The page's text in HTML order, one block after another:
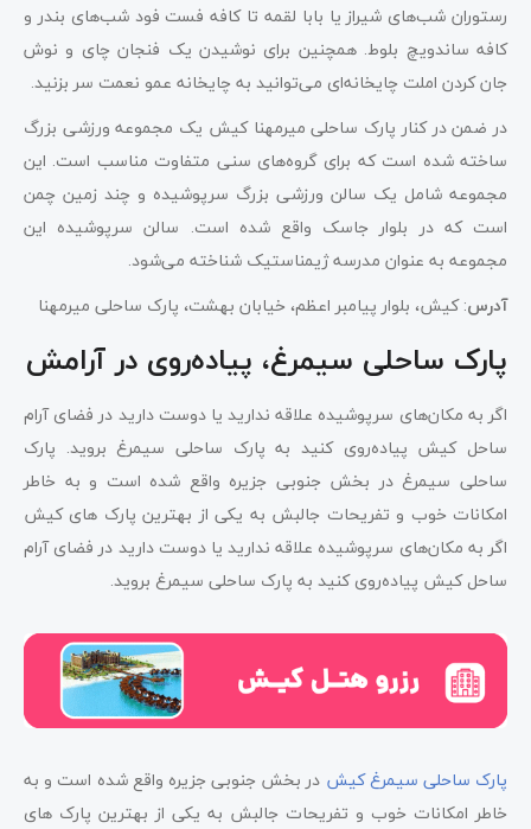
رستوران شب‌های شیراز یا بابا لقمه تا کافه فست فود شب‌های بندر و
کافه ساندویچ بلوط. همچنین برای نوشیدن یک فنجان چای و نوش
جان کردن املت چایخانه‌ای می‌توانید به چایخانه عمو نعمت سر بزنید.
در ضمن در کنار پارک ساحلی میرمهنا کیش یک مجموعه ورزشی بزرگ
ساخته شده است که برای گروه‌های سنی متفاوت مناسب است. این
مجموعه شامل یک سالن ورزشی بزرگ سرپوشیده و چند زمین چمن
است که در بلوار جاسک واقع شده است. سالن سرپوشیده این
مجموعه به عنوان مدرسه ژیمناستیک شناخته می‌شود.
آدرس: کیش، بلوار پیامبر اعظم، خیابان بهشت، پارک ساحلی میرمهنا
پارک ساحلی سیمرغ، پیاده‌روی در آرامش
اگر به مکان‌های سرپوشیده علاقه ندارید یا دوست دارید در فضای آرام
ساحل کیش پیاده‌روی کنید به پارک ساحلی سیمرغ بروید. پارک
ساحلی سیمرغ در بخش جنوبی جزیره واقع شده است و به خاطر
امکانات خوب و تفریحات جالبش به یکی از بهترین پارک های کیش
اگر به مکان‌های سرپوشیده علاقه ندارید یا دوست دارید در فضای آرام
ساحل کیش پیاده‌روی کنید به پارک ساحلی سیمرغ بروید.
پارک ساحلی سیمرغ کیش در بخش جنوبی جزیره واقع شده است و به
خاطر امکانات خوب و تفریحات جالبش به یکی از بهترین پارک های